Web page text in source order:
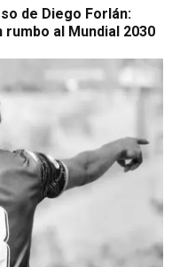
de Diego Forlán:
al Mundial 2030